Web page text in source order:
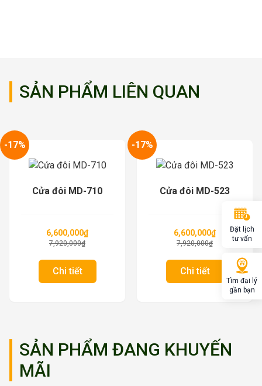
SẢN PHẨM LIÊN QUAN
-17%
Cửa đôi MD-710
6,600,000₫
7,920,000₫
Chi tiết
-17%
Cửa đôi MD-523
6,600,000₫
7,920,000₫
Chi tiết
SẢN PHẨM ĐANG KHUYẾN
MÃI
Đặt lịch
tư vấn
Tìm đại lý
gần bạn